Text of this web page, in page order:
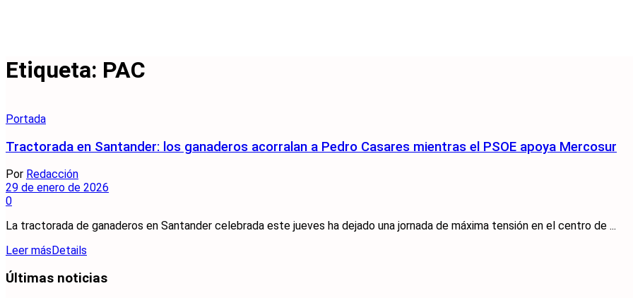
Etiqueta: PAC
Portada
Tractorada en Santander: los ganaderos acorralan a Pedro Casares mientras el PSOE apoya Mercosur
Por Redacción
29 de enero de 2026
0
La tractorada de ganaderos en Santander celebrada este jueves ha dejado una jornada de máxima tensión en el centro de ...
Leer más Details
Últimas noticias